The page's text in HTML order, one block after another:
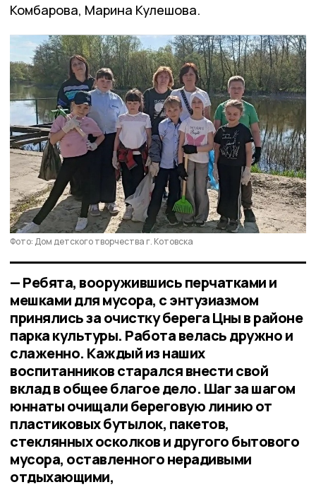
Комбарова, Марина Кулешова.
Фото: Дом детского творчества г. Котовска
— Ребята, вооружившись перчатками и
мешками для мусора, с энтузиазмом
принялись за очистку берега Цны в районе
парка культуры. Работа велась дружно и
слаженно. Каждый из наших
воспитанников старался внести свой
вклад в общее благое дело. Шаг за шагом
юннаты очищали береговую линию от
пластиковых бутылок, пакетов,
стеклянных осколков и другого бытового
мусора, оставленного нерадивыми
отдыхающими,